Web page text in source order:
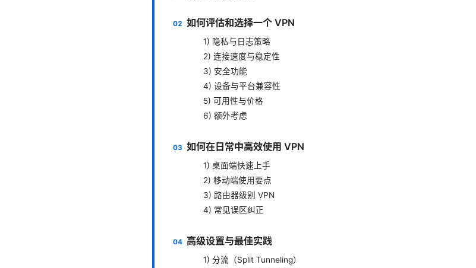
如何评估和选择一个 VPN
1) 隐私与日志策略
2) 连接速度与稳定性
3) 安全功能
4) 设备与平台兼容性
5) 可用性与价格
6) 额外考虑
如何在日常中高效使用 VPN
1) 桌面端快速上手
2) 移动端使用要点
3) 路由器级别 VPN
4) 常见误区纠正
高级设置与最佳实践
1) 分流（Split Tunneling）